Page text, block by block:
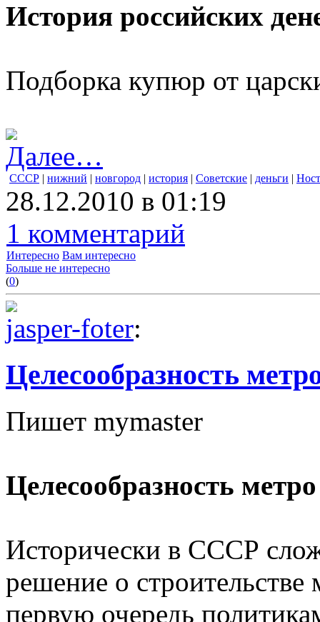
История российских
Подборка купюр от
Далее…
СССР | нижний | новгород | история | Советские | деньги |
28.12.2010 в 01:19
1 комментарий
Интересно Вам интересно
Больше не интересно
(0)
jasper-foter:
Целесообразность
Пишет mymaster
Целесообразность метро
Исторически в СССР
решение о
первую очередь